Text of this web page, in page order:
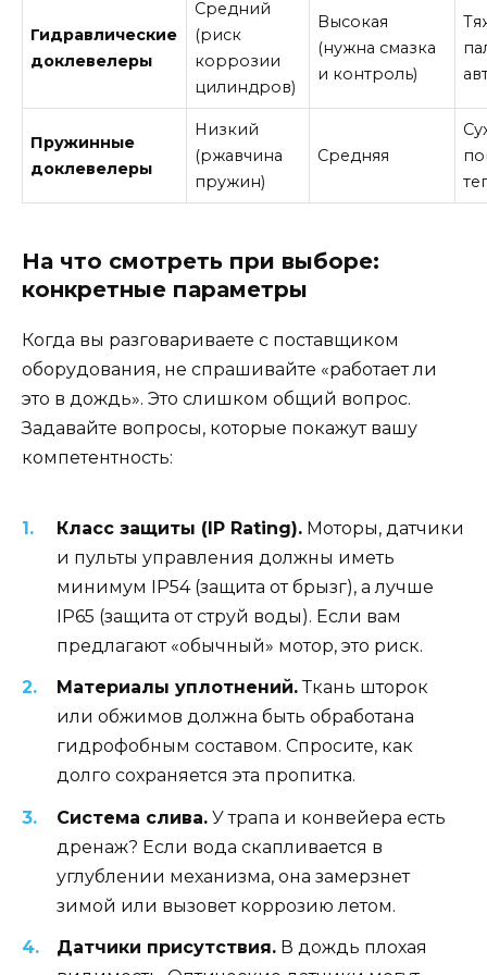
Гидравлические
доклевелеры
Средний
(риск
коррозии
цилиндров)
Высокая
(нужна смазка
и контроль)
Пружинные
доклевелеры
Низкий
(ржавчина
пружин)
Средняя
На что смотреть при выборе:
конкретные параметры
Когда вы разговариваете с поставщиком
оборудования, не спрашивайте «работает ли
это в дождь». Это слишком общий вопрос.
Задавайте вопросы, которые покажут вашу
компетентность:
Класс защиты (IP Rating). Моторы, датчики
и пульты управления должны иметь
минимум IP54 (защита от брызг), а лучше
IP65 (защита от струй воды). Если вам
предлагают «обычный» мотор, это риск.
Материалы уплотнений.Ткань шторок
или обжимов должна быть обработана
гидрофобным составом. Спросите, как
долго сохраняется эта пропитка.
Система слива. У трапа и конвейера есть
дренаж? Если вода скапливается в
углублении механизма, она замерзнет
зимой или вызовет коррозию летом.
Датчики присутствия. В дождь плохая